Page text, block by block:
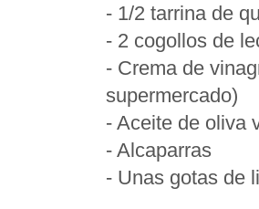
- 1/2 tarrina de
- 2 cogollos de
- Crema de
supermercado)
- Aceite de oliva
- Alcaparras
- Unas gotas de